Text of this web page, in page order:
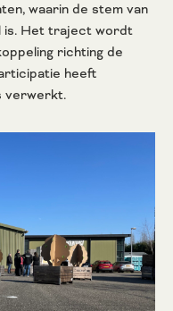
waarin de stem van
is. Het traject wordt
richting de
heeft
verwerkt.